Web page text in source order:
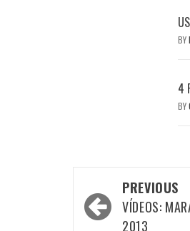
BY
4
BY
Post
navigation
PREVIOUS
VÍDEOS:
2013